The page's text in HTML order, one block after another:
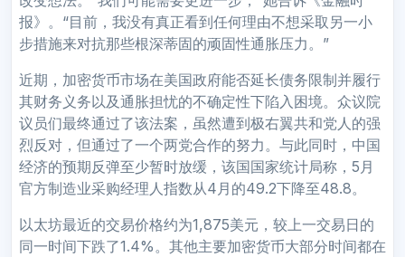
报》。“目前，我没有真正看到任何理由不想采取另一小
步措施来对抗那些根深蒂固的顽固性通胀压力。”
近期，加密货币市场在美国政府能否延长债务限制并履行
其财务义务以及通胀担忧的不确定性下陷入困境。众议院
议员们最终通过了该法案，虽然遭到极右翼共和党人的强
烈反对，但通过了一个两党合作的努力。与此同时，中国
经济的预期反弹至少暂时放缓，该国国家统计局称，5月
官方制造业采购经理人指数从4月的49.2下降至48.8。
以太坊最近的交易价格约为1,875美元，较上一交易日的
同一时间下跌了1.4%。其他主要加密货币大部分时间都在